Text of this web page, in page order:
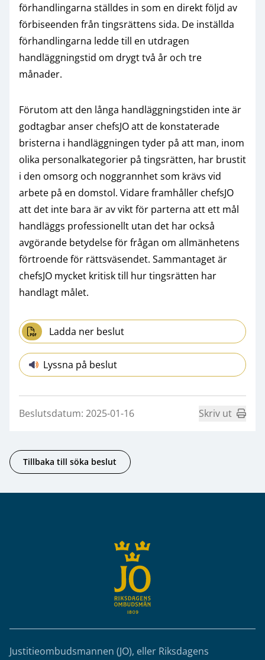
förhandlingarna ställdes in som en direkt följd av
förbiseenden från tingsrättens sida. De inställda
förhandlingarna ledde till en utdragen
handläggningstid om drygt två år och tre
månader.
Förutom att den långa handläggningstiden inte är
godtagbar anser chefsJO att de konstaterade
bristerna i handläggningen tyder på att man, inom
olika personalkategorier på tingsrätten, har brustit
i den omsorg och noggrannhet som krävs vid
arbete på en domstol. Vidare framhåller chefsJO
att det inte bara är av vikt för parterna att ett mål
handläggs professionellt utan det har också
avgörande betydelse för frågan om allmänhetens
förtroende för rättsväsendet. Sammantaget är
chefsJO mycket kritisk till hur tingsrätten har
handlagt målet.
Ladda ner beslut
Lyssna på beslut
Beslutsdatum: 2025-01-16 Skriv ut
Tillbaka till söka beslut
Justitieombudsmannen (JO), eller Riksdagens